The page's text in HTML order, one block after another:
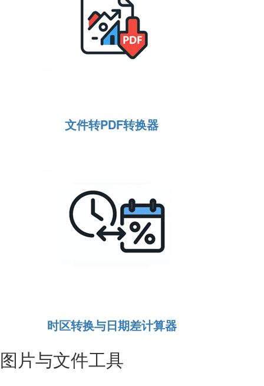
文件转PDF转换器
时区转换与日期差计算器
图片与文件工具